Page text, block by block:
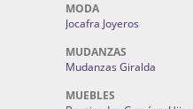
MODA
Jocafra Joyeros
MUDANZAS
Mudanzas Giralda
MUEBLES